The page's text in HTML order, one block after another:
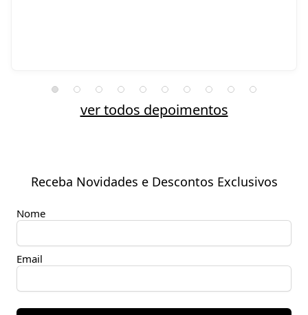
ver todos depoimentos
Receba Novidades e Descontos Exclusivos
Nome
Email